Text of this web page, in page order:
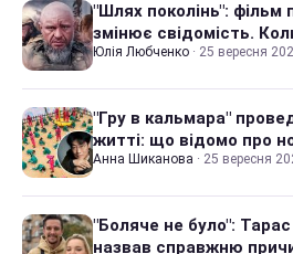
"Шлях поколінь":
змінює свідомість.
Юлія Любченко · 25 вересня
"Гру в кальмара"
житті: що відомо про
Анна Шиканова · 25 вересня
"Боляче не було":
назвав справжню